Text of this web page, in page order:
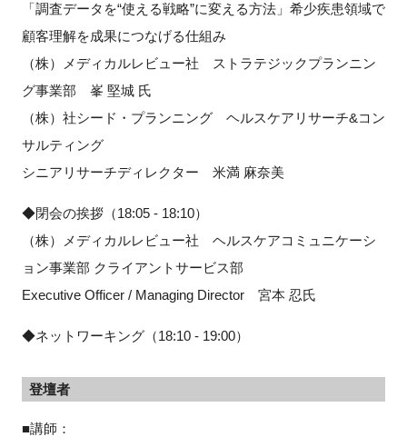
「調査データを“使える戦略”に変える方法」希少疾患領域で
顧客理解を成果につなげる仕組み
（株）メディカルレビュー社 ストラテジックプランニン
グ事業部 峯 堅城 氏
（株）社シード・プランニング ヘルスケアリサーチ&コン
サルティング
シニアリサーチディレクター 米満 麻奈美
◆閉会の挨拶（18:05 - 18:10）
（株）メディカルレビュー社 ヘルスケアコミュニケーシ
ョン事業部 クライアントサービス部
Executive Officer / Managing Director 宮本 忍氏
◆ネットワーキング（18:10 - 19:00）
登壇者
■講師：